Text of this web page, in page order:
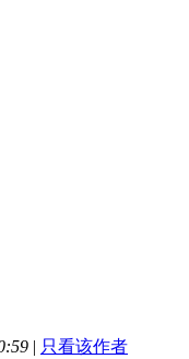
| 只看该作者